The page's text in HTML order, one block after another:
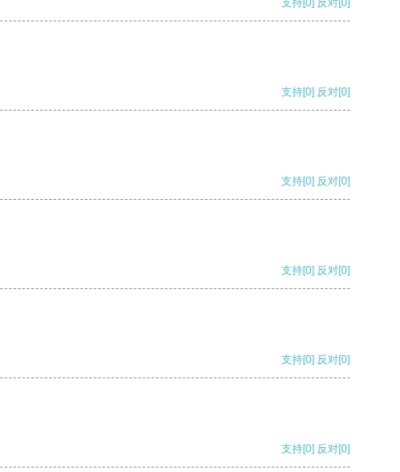
支持 [0] 反对 [0]
支持[0] 反对[0]
支持[0] 反对[0]
支持[0] 反对[0]
支持[0] 反对[0]
支持[0] 反对[0]